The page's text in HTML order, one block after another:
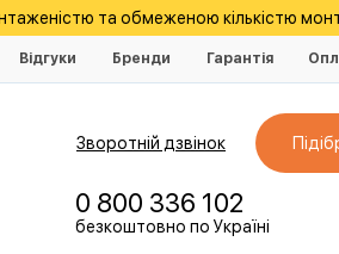
та обмеженою кількістю
Відгуки Бренди Гарантія
Зворотній дзвінок
0 800 336 102
безкоштовно по Україні